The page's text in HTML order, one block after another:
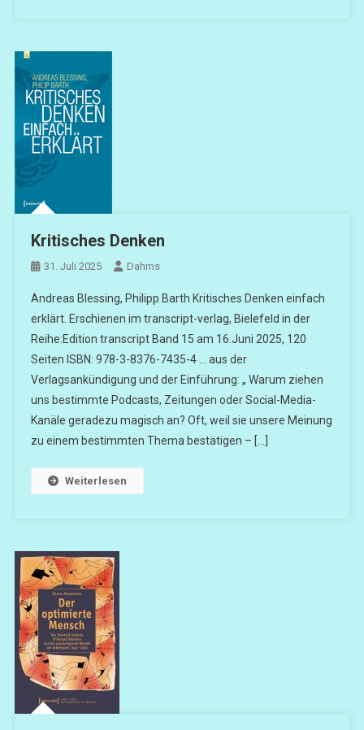
Kritisches Denken
31. Juli 2025 Dahms
Andreas Blessing, Philipp Barth Kritisches Denken einfach
erklärt. Erschienen im transcript-verlag, Bielefeld in der
Reihe:Edition transcript Band 15 am 16.Juni 2025, 120
Seiten ISBN: 978-3-8376-7435-4 … aus der
Verlagsankündigung und der Einführung: „ Warum ziehen
uns bestimmte Podcasts, Zeitungen oder Social-Media-
Kanäle geradezu magisch an? Oft, weil sie unsere Meinung
zu einem bestimmten Thema bestätigen – […]
Weiterlesen